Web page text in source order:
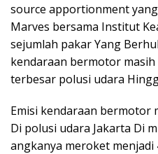
source apportionment
Marves bersama Institut
sejumlah pakar Yang
kendaraan bermotor
terbesar polusi udara
Emisi kendaraan bermotor
Di polusi udara Jakarta Di
angkanya meroket